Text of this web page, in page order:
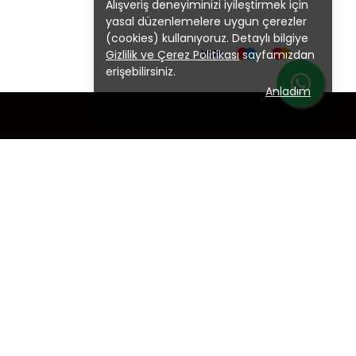
Alışveriş deneyiminizi iyileştirmek için
yasal düzenlemelere uygun çerezler
(cookies) kullanıyoruz. Detaylı bilgiye
Gizlilik ve Çerez Politikası sayfamızdan
erişebilirsiniz.
Anladım